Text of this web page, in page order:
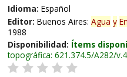
Idioma: Español
Editor: Buenos Aires: Agua y
1988
Disponibilidad: Ítems
topográfica: 621.374.5/A282/v.4